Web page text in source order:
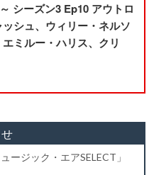
シーズン3 Ep10 アウトロ
シュ、ウィリー・ネルソ
ミルー・ハリス、クリ
ージック・エアSELECT」